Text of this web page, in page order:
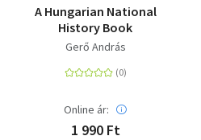
A Hungarian National
History Book
Gerő András
Online ár:
1 990 Ft